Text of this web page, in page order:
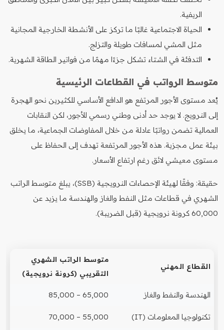
الريفية.
الحياة الاجتماعية غالبًا ما تركز على الأنشطة الخارجية المجانية
مثل المشي لمسافات طويلة والتزلج.
التدفئة في الشتاء تشكل جزءًا مهمًا من فواتير الطاقة الشهرية.
متوسط الرواتب في القطاعات الرئيسية
يُعد مستوى الأجور المرتفع هو الدافع الأساسي للكثيرين نحو الهجرة
إلى النرويج. لا يوجد حد أدنى وطني رسمي للأجور، لكن النقابات
العمالية تضمن رواتبًا عادلة من خلال المفاوضات الجماعية، ما يخلق
بيئة عمل مجزية. هذه الأجور المرتفعة تهدف إلى الحفاظ على
مستوى معيشي لائق رغم ارتفاع الأسعار.
حقيقة: وفقًا لهيئة الإحصاءات النرويجية (SSB)، يبلغ متوسط الراتب
الشهري في قطاعات مثل النفط والغاز والهندسة ما يزيد عن
60,000 كرونة نرويجية (قبل الضريبة).
القطاع المهني
متوسط الراتب الشهري
التقريبي (كرونة نرويجية)
الهندسة والنفط والغاز 65,000 – 85,000
تكنولوجيا المعلومات (IT) 55,000 – 70,000